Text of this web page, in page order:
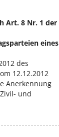
Art. 8 Nr. 1 der
eines
des
12.12.2012
Anerkennung
und